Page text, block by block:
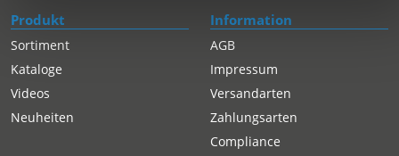
Produkt
Sortiment
Kataloge
Videos
Neuheiten
Information
AGB
Impressum
Versandarten
Zahlungsarten
Compliance